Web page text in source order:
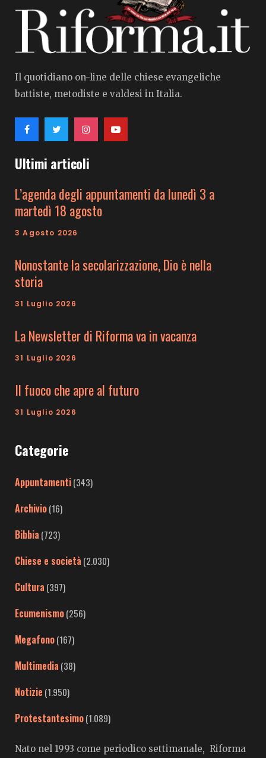
Il quotidiano on-line delle chiese evangeliche
battiste, metodiste e valdesi in Italia.
Ultimi articoli
L’agenda degli appuntamenti da lunedì 3 a
martedì 18 agosto
3 Agosto 2026
Nonostante la secolarizzazione, Dio è nella
storia
31 Luglio 2026
La Newsletter di Riforma va in vacanza
31 Luglio 2026
Il fuoco che apre al futuro
31 Luglio 2026
Categorie
Appuntamenti(343)
Archivio(16)
Bibbia (723)
Chiese e società (2.030)
Cultura (397)
Ecumenismo(256)
Megafono(167)
Multimedia (38)
Notizie (1.950)
Protestantesimo(1.089)
Nato nel 1993 come periodico settimanale, Riforma